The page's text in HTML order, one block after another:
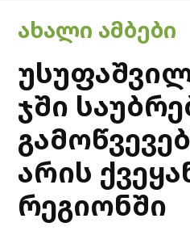
POSTED
IN
ᲐᲮᲐᲚᲘ ᲐᲛᲑᲔᲑᲘ
ჯში
არის
რეგიონში